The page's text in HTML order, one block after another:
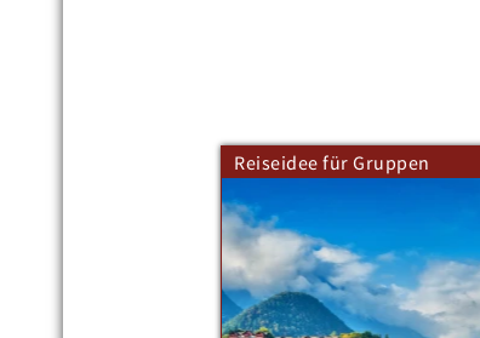
Reiseidee für Gruppen